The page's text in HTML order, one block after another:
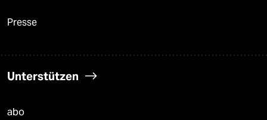
Presse
Unterstützen
abo